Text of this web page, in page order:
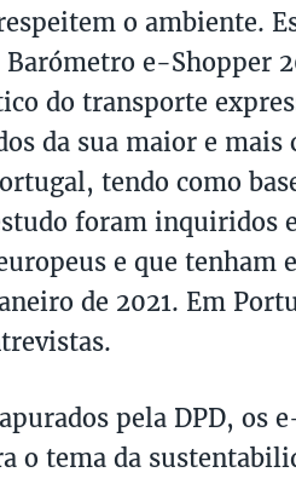
o ambiente.
e-Shopper
do transporte
da sua maior e mais
tendo como
foram inquiridos
e que tenham
de 2021. Em
pela DPD, os
o tema da